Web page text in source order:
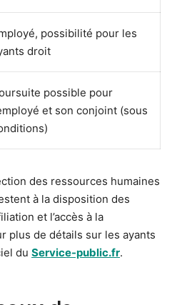
possibilité pour les
droit
possible pour
et son conjoint (sous
des ressources humaines
à la disposition des
et l’accès à la
plus de détails sur les ayants
du Service-public.fr.